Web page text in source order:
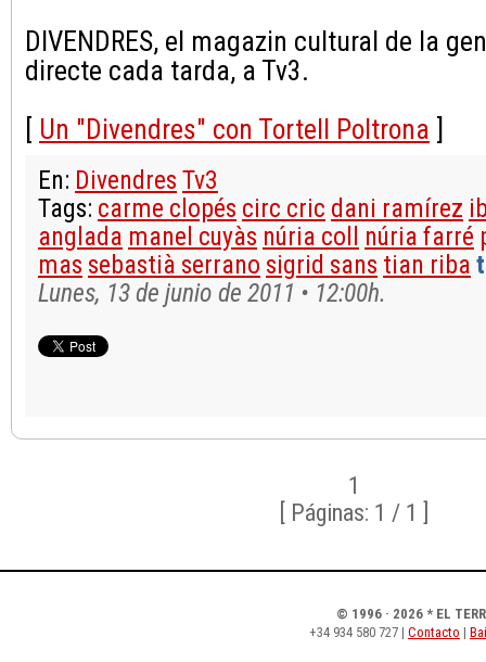
DIVENDRES, el magazin cultural de la
directe cada tarda, a Tv3.
[ Un "Divendres" con Tortell Poltrona ]
En: Divendres Tv3
Tags: carme clopés circ cric dani ramírez
anglada manel cuyàs núria coll núria farré
mas sebastià serrano sigrid sans tian riba
Lunes, 13 de junio de 2011 • 12:00h.
1
[ Páginas: 1 / 1 ]
© 1996 · 2026 * EL
+34 934 580 727 | Contacto |